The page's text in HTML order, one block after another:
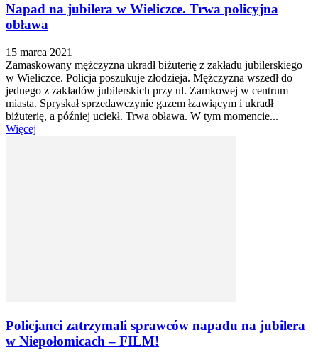
Napad na jubilera w Wieliczce. Trwa policyjna
obława
15 marca 2021
Zamaskowany mężczyzna ukradł biżuterię z zakładu jubilerskiego
w Wieliczce. Policja poszukuje złodzieja. Mężczyzna wszedł do
jednego z zakładów jubilerskich przy ul. Zamkowej w centrum
miasta. Spryskał sprzedawczynie gazem łzawiącym i ukradł
biżuterię, a później uciekł. Trwa obława. W tym momencie...
Więcej
Policjanci zatrzymali sprawców napadu na jubilera
w Niepołomicach – FILM!